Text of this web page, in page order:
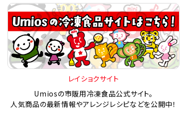
レイショクサイト
Umiosの市販用冷凍食品公式サイト。
人気商品の最新情報やアレンジレシピなどを公開中！